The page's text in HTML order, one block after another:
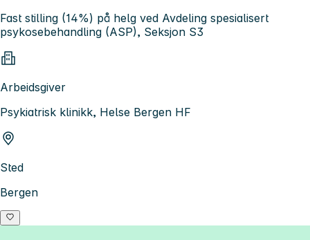
Fast stilling (14%) på helg ved Avdeling spesialisert
psykosebehandling (ASP), Seksjon S3
Arbeidsgiver
Psykiatrisk klinikk, Helse Bergen HF
Sted
Bergen